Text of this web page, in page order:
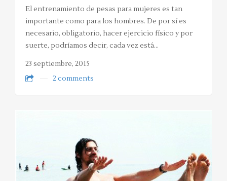
El entrenamiento de pesas para mujeres es tan
importante como para los hombres. De por sí es
necesario, obligatorio, hacer ejercicio físico y por
suerte, podríamos decir, cada vez está…
23 septiembre, 2015
2 comments